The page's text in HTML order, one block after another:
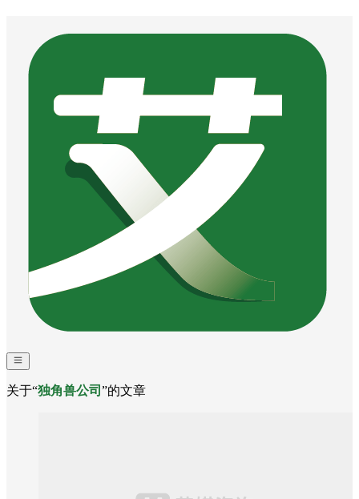
关于“独角兽公司 ”的文章